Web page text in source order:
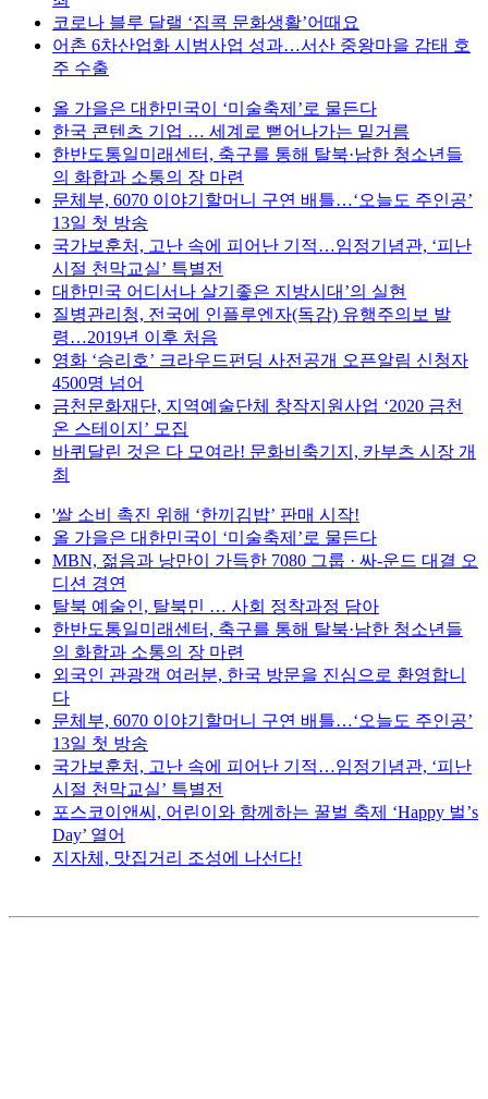
코로나 블루 달랠 ‘집콕 문화생활’어때요
어촌 6차산업화 시범사업 성과…서산 중왕마을 감태 호
주 수출
올 가을은 대한민국이 ‘미술축제’로 물든다
한국 콘텐츠 기업 … 세계로 뻗어나가는 밑거름
한반도통일미래센터, 축구를 통해 탈북·남한 청소년들
의 화합과 소통의 장 마련
문체부, 6070 이야기할머니 구연 배틀…‘오늘도 주인공’
13일 첫 방송
국가보훈처, 고난 속에 피어난 기적…임정기념관, ‘피난
시절 천막교실’ 특별전
대한민국 어디서나 살기좋은 지방시대’의 실현
질병관리청, 전국에 인플루엔자(독감) 유행주의보 발
령…2019년 이후 처음
영화 ‘승리호’ 크라우드펀딩 사전공개 오픈알림 신청자
4500명 넘어
금천문화재단, 지역예술단체 창작지원사업 ‘2020 금천
온 스테이지’ 모집
바퀴달린 것은 다 모여라! 문화비축기지, 카부츠 시장 개
최
'쌀 소비 촉진 위해 ‘한끼김밥’ 판매 시작!
올 가을은 대한민국이 ‘미술축제’로 물든다
MBN, 젊음과 낭만이 가득한 7080 그룹 · 싸-운드 대결 오
디션 경연
탈북 예술인, 탈북민 … 사회 정착과정 담아
한반도통일미래센터, 축구를 통해 탈북·남한 청소년들
의 화합과 소통의 장 마련
외국인 관광객 여러분, 한국 방문을 진심으로 환영합니
다
문체부, 6070 이야기할머니 구연 배틀…‘오늘도 주인공’
13일 첫 방송
국가보훈처, 고난 속에 피어난 기적…임정기념관, ‘피난
시절 천막교실’ 특별전
포스코이앤씨, 어린이와 함께하는 꿀벌 축제 ‘Happy 벌’s
Day’ 열어
지자체, 맛집거리 조성에 나선다!